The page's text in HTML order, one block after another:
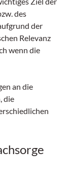
des
der
Relevanz
wenn die
an die
die